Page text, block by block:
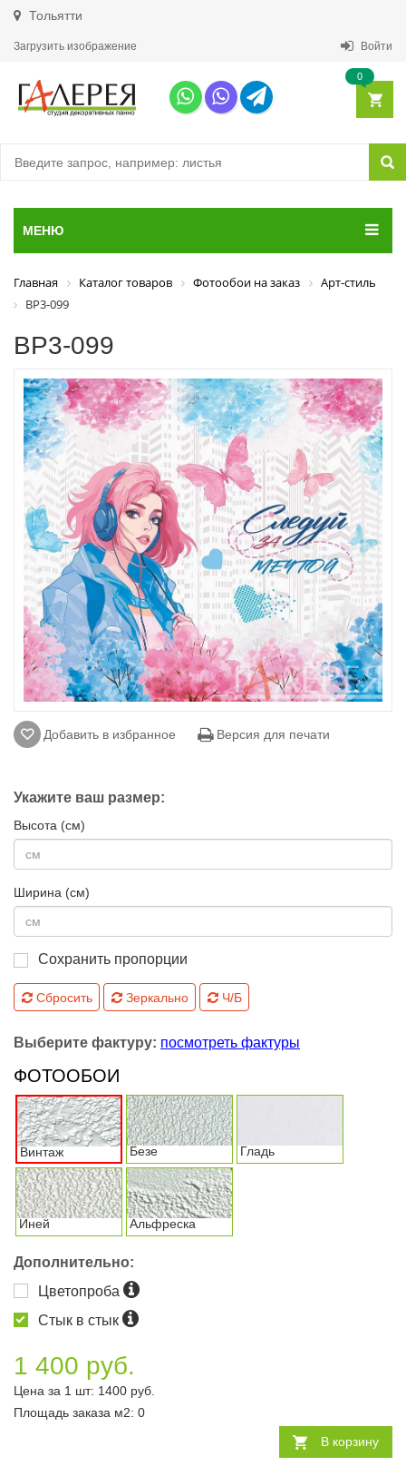
Тольятти
Загрузить изображение Войти
0
МЕНЮ
Главная Каталог товаров Фотообои на заказ
Арт-стиль
ВР3-099
ВР3-099
Добавить в избранное Версия для печати
Укажите ваш размер:
Высота (см)
Ширина (см)
Сохранить пропорции
Сбросить Зеркально Ч/Б
Выберите фактуру: посмотреть фактуры
ФОТООБОИ
Винтаж Безе Гладь
Иней Альфреска
Дополнительно:
Цветопроба
Стык в стык
1 400 руб.
Цена за 1 шт: 1400 руб.
Площадь заказа м2: 0
В корзину